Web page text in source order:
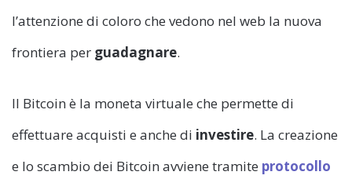
l’attenzione di coloro che vedono nel web la nuova
frontiera per guadagnare.
Il Bitcoin è la moneta virtuale che permette di
effettuare acquisti e anche di investire. La creazione
e lo scambio dei Bitcoin avviene tramite protocollo